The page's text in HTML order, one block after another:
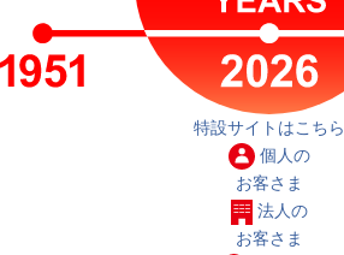
特設サイトはこちら
個人の
お客さま
法人の
お客さま